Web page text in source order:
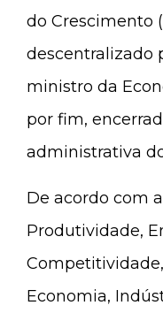
do Crescimento
descentralizado
ministro da
por fim,
administrativa
De acordo com
Produtividade,
Economia,